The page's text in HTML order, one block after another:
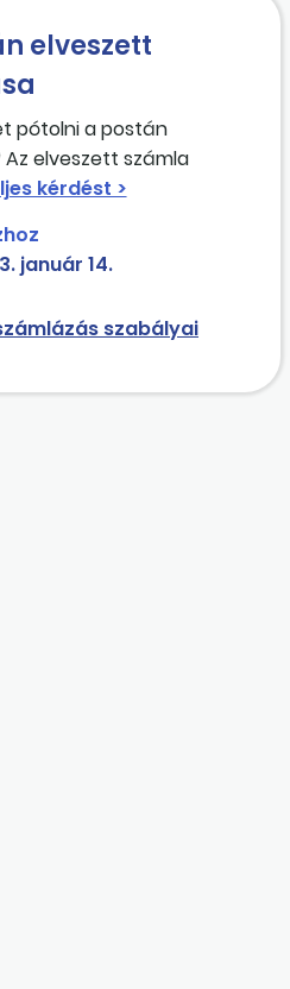
elveszett
pótolni a postán
elveszett számla
alapján lehet-e áfát
január 14.
szabályai